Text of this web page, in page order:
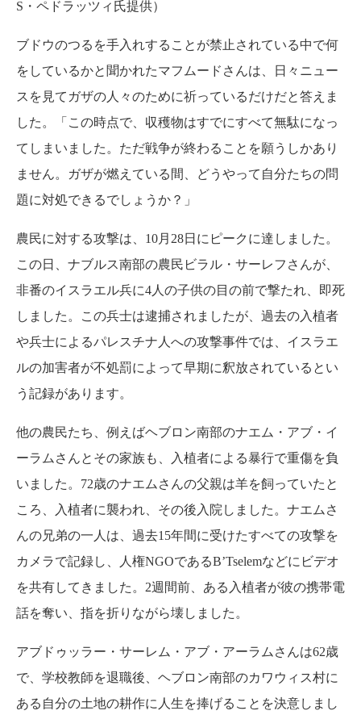
S・ペドラッツィ氏提供）
ブドウのつるを手入れすることが禁止されている中で何
をしているかと聞かれたマフムードさんは、日々ニュー
スを見てガザの人々のために祈っているだけだと答えま
した。「この時点で、収穫物はすでにすべて無駄になっ
てしまいました。ただ戦争が終わることを願うしかあり
ません。ガザが燃えている間、どうやって自分たちの問
題に対処できるでしょうか？」
農民に対する攻撃は、10月28日にピークに達しました。
この日、ナブルス南部の農民ビラル・サーレフさんが、
非番のイスラエル兵に4人の子供の目の前で撃たれ、即死
しました。この兵士は逮捕されましたが、過去の入植者
や兵士によるパレスチナ人への攻撃事件では、イスラエ
ルの加害者が不処罰によって早期に釈放されているとい
う記録があります。
他の農民たち、例えばヘブロン南部のナエム・アブ・イ
ーラムさんとその家族も、入植者による暴行で重傷を負
いました。72歳のナエムさんの父親は羊を飼っていたと
ころ、入植者に襲われ、その後入院しました。ナエムさ
んの兄弟の一人は、過去15年間に受けたすべての攻撃を
カメラで記録し、人権NGOであるB’Tselemなどにビデオ
を共有してきました。2週間前、ある入植者が彼の携帯電
話を奪い、指を折りながら壊しました。
アブドゥッラー・サーレム・アブ・アーラムさんは62歳
で、学校教師を退職後、ヘブロン南部のカワウィス村に
ある自分の土地の耕作に人生を捧げることを決意しまし